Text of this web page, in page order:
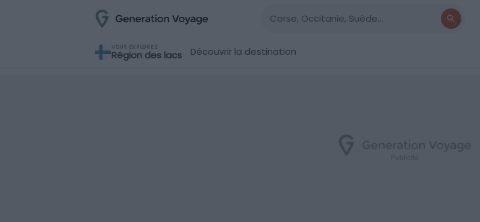
VOUS EXPLOREZ
Région des lacs Découvrir la destination